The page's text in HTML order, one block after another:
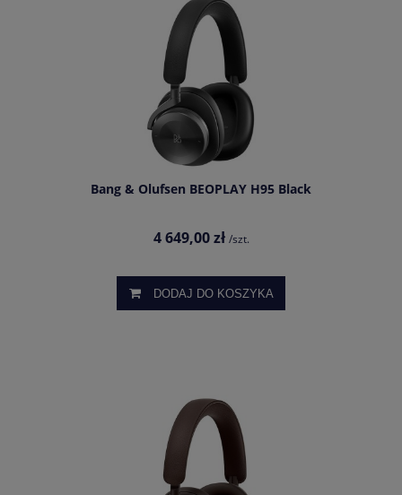
Bang & Olufsen BEOPLAY H95 Black
4 649,00 zł /szt.
DODAJ DO KOSZYKA